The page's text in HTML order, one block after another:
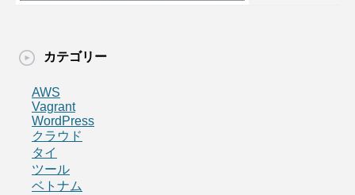
カテゴリー
AWS
Vagrant
WordPress
クラウド
タイ
ツール
ベトナム